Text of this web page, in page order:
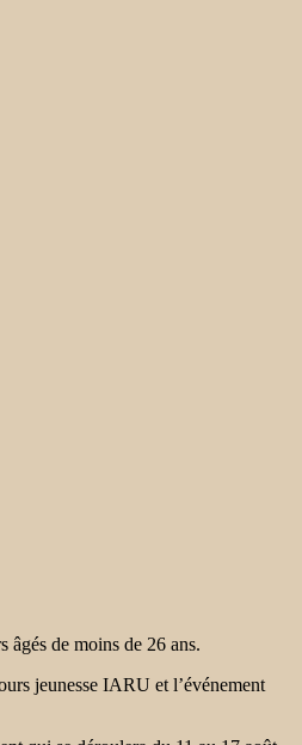
âgés de moins de 26 ans.
jeunesse IARU et l’événement